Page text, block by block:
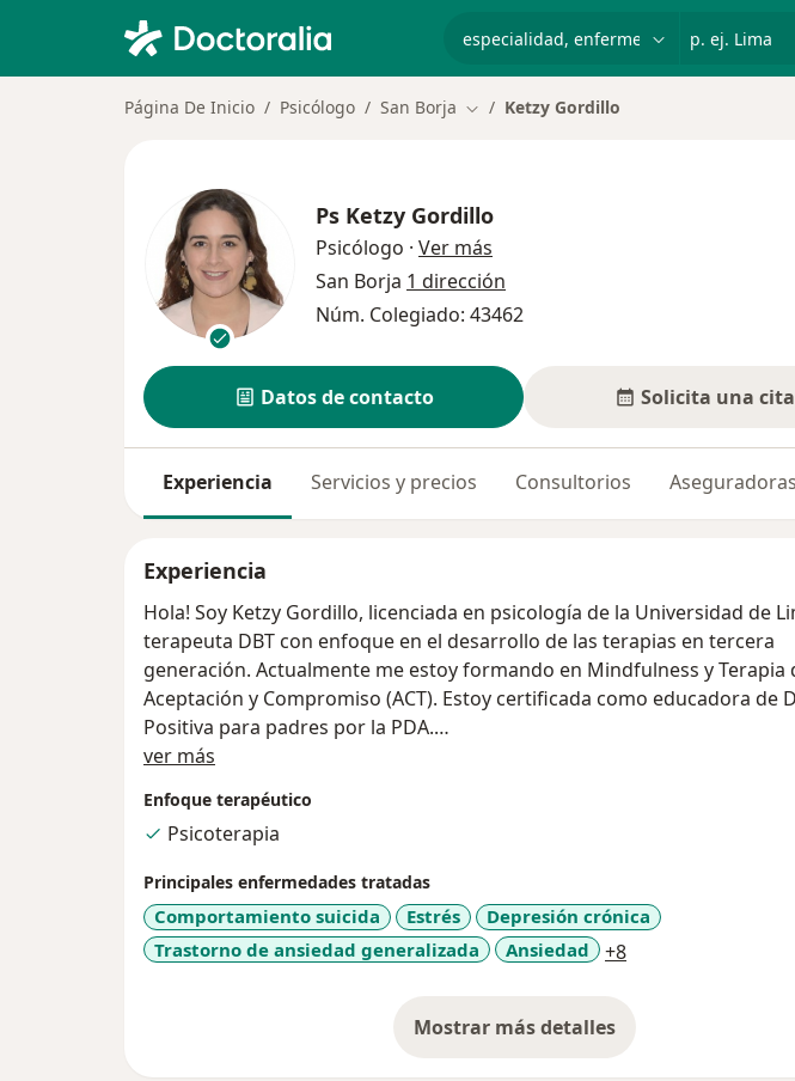
Página De Inicio Psicólogo San Borja Cambiar de ciudad
Ketzy Gordillo
Ps Ketzy Gordillo
Psicólogo · Ver más
San Borja 1 dirección
Núm. Colegiado: 43462
Datos de contacto Solicita una cita
Experiencia Servicios y precios Consultorios Aseguradoras
Experiencia
Hola! Soy Ketzy Gordillo, licenciada en psicología de la Universidad de
terapeuta DBT con enfoque en el desarrollo de las terapias en tercera
generación. Actualmente me estoy formando en Mindfulness y Terapia
Aceptación y Compromiso (ACT). Estoy certificada como educadora de
Positiva para padres por la PDA.
Busco promover las habilidades de la consciencia plena en cada sesión,
cultivándolo como hábito en mis atendidos. El impacto del Mindfulness
herramienta que me permite acompañarte en el proceso que atravieses.
También cuento con amplia experiencia como capacitadora y facilitadora
talleres de Mindfulness y desarrollo personal.
ver más
Enfoque terapéutico
Psicoterapia
Principales enfermedades tratadas
Comportamiento suicida Estrés
Depresión crónica
Trastorno de ansiedad generalizada
Ansiedad +8
Mostrar más detalles
sobre la experiencia